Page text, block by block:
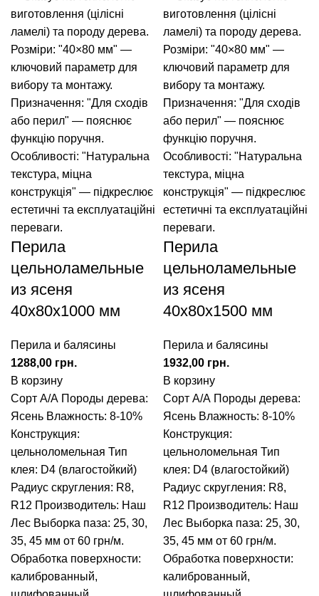
Перила
цельноламельные
из ясеня
40x80x1000 мм
Перила и балясины
грн.
В корзину
Сорт А/А Породы дерева:
Ясень Влажность: 8-10%
Конструкция:
цельноломельная Тип
клея: D4 (влагостойкий)
Радиус скругления: R8,
R12 Производитель: Наш
Лес Выборка паза: 25, 30,
35, 45 мм от 60 грн/м.
Обработка поверхности:
калиброванный,
Перила
цельноламельные
из ясеня
40x80x1500 мм
Перила и балясины
грн.
В корзину
Сорт А/А Породы дерева:
Ясень Влажность: 8-10%
Конструкция:
цельноломельная Тип
клея: D4 (влагостойкий)
Радиус скругления: R8,
R12 Производитель: Наш
Лес Выборка паза: 25, 30,
35, 45 мм от 60 грн/м.
Обработка поверхности:
калиброванный,